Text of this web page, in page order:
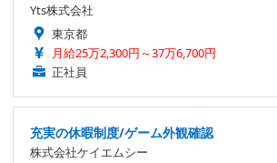
Yts株式会社
東京都
月給25万2,300円～37万6,700円
正社員
充実の休暇制度/ゲーム外観確認
株式会社ケイエムシー